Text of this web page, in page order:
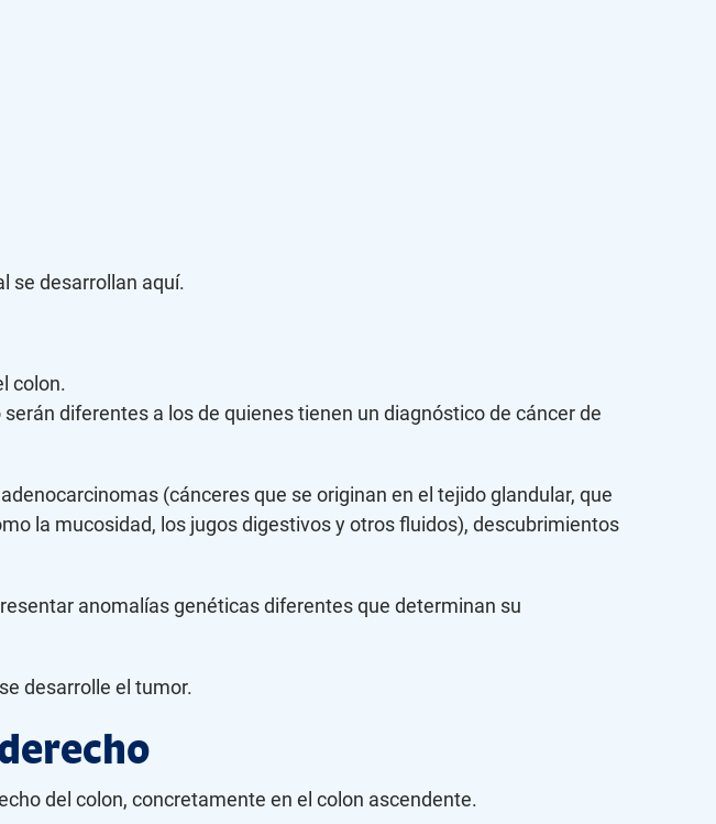
se desarrollan aquí.
colon.
diferentes a los de quienes tienen un diagnóstico de cáncer de
(cánceres que se originan en el tejido glandular, que
la mucosidad, los jugos digestivos y otros fluidos), descubrimientos
anomalías genéticas diferentes que determinan su
desarrolle el tumor.
del colon, concretamente en el colon ascendente.